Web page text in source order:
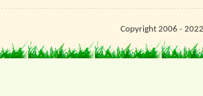
Copyright 2006 -